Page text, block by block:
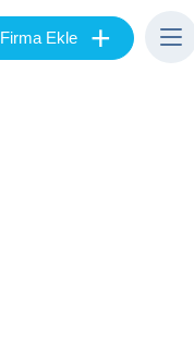
Firma Ekle +